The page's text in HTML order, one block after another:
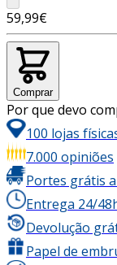
59,99€
Comprar
Por que devo
100 lojas
7.000 opiniões
Portes grátis
Entrega 24/
Devolução
Papel de